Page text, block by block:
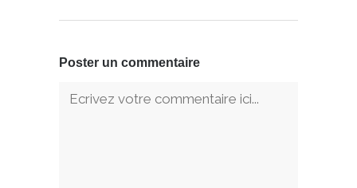
Poster un commentaire